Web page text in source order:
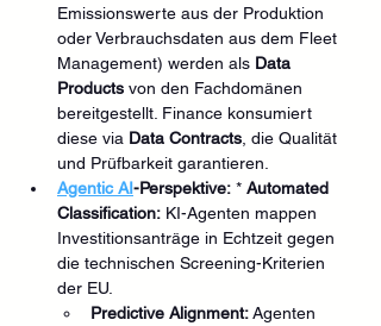
Emissionswerte aus der Produktion
oder Verbrauchsdaten aus dem Fleet
Management) werden als Data
Products von den Fachdomänen
bereitgestellt. Finance konsumiert
diese via Data Contracts , die Qualität
und Prüfbarkeit garantieren.
Agentic AI-Perspektive: * Automated
Classification: KI-Agenten mappen
Investitionsanträge in Echtzeit gegen
die technischen Screening-Kriterien
der EU.
Predictive Alignment: Agenten